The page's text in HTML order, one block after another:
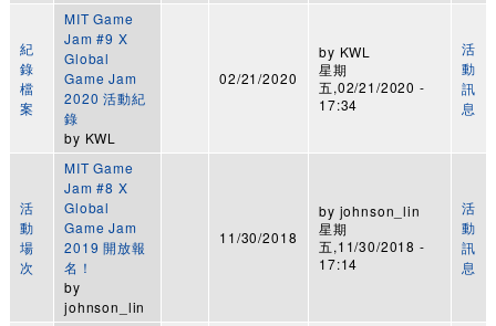
紀
錄
檔
案
MIT Game
Jam #9 X
Global
Game Jam
2020 活動紀
錄
by KWL
02/21/2020
by KWL
星期
五,02/21/2020 -
17:34
活
動
訊
息
活
動
場
次
MIT Game
Jam #8 X
Global
Game Jam
2019 開放報
名！
by
johnson_lin
11/30/2018
by johnson_lin
星期
五,11/30/2018 -
17:14
活
動
訊
息